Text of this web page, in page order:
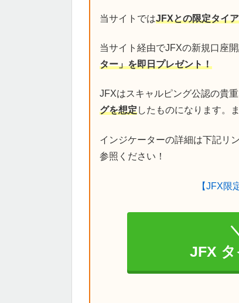
当サイトではJFXとの限定タイ
当サイト経由でJFXの新規口座開
ター」を即日プレゼント！
JFXはスキャルピング公認の貴
グを想定したものになります。ま
インジケーターの詳細は下記リ
参照ください！
【JFX限
JFX